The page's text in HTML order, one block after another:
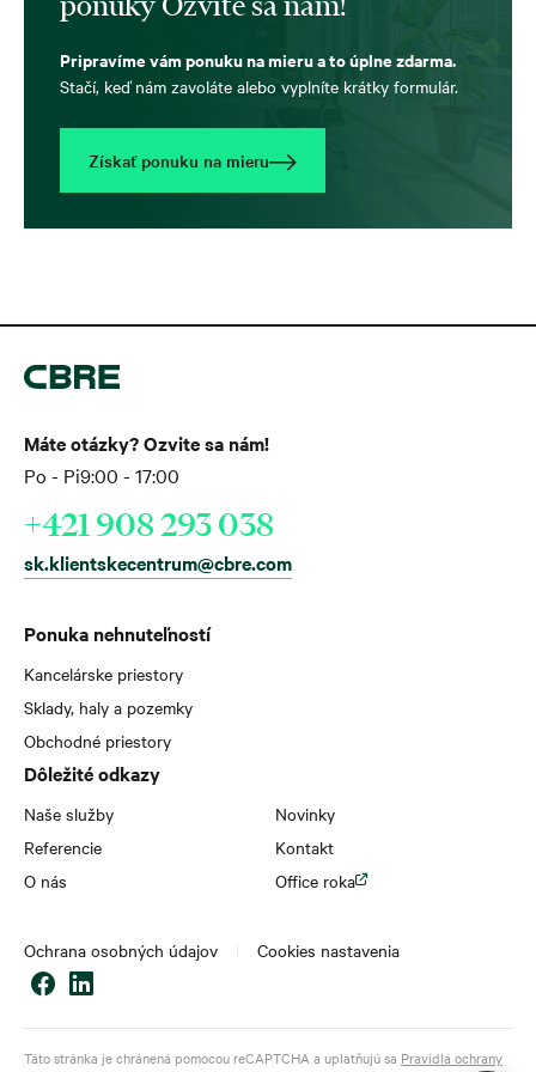
Pripravíme vám ponuku na mieru a to úplne zdarma.
Stačí, keď nám zavoláte alebo vyplníte krátky formulár.
Získať ponuku na mieru
Ponuka nehnuteľností
Kancelárske priestory
Sklady, haly a pozemky
Obchodné priestory
Dôležité odkazy
Naše služby
Referencie
O nás
Novinky
Kontakt
Office roka
Máte otázky? Ozvite sa nám!
Po - Pi9:00 - 17:00
+421 908 293 038
sk.klientskecentrum@cbre.com
Ochrana osobných údajov Cookies nastavenia
Táto stránka je chránená pomocou reCAPTCHA a uplatňujú sa Pravidlá ochrany